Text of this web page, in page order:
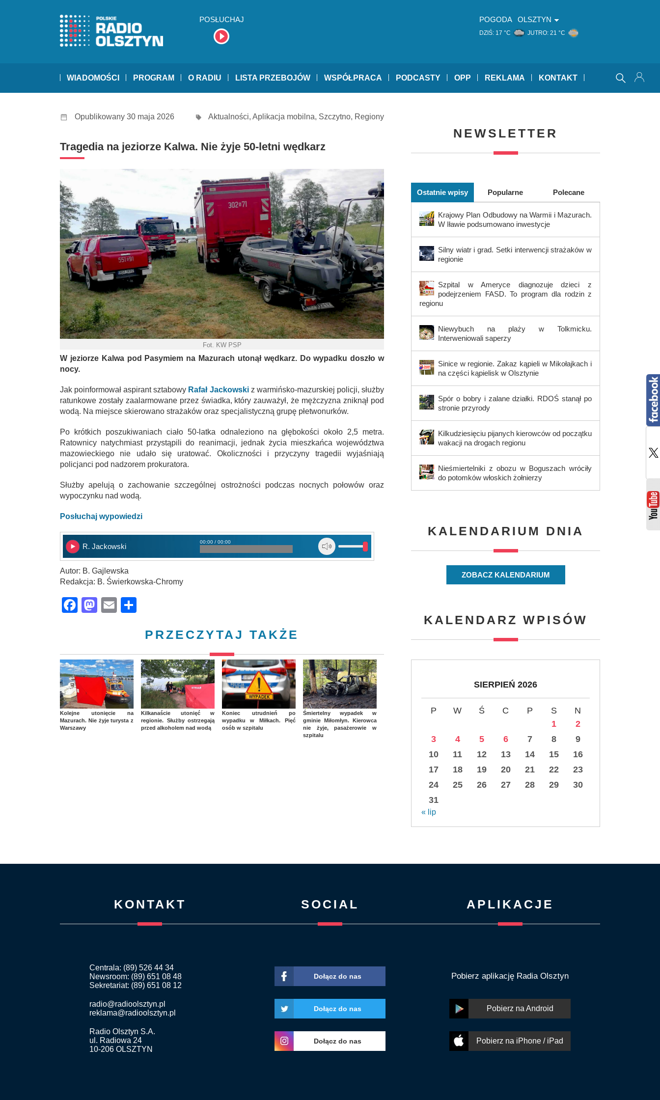
POSŁUCHAJ POGODA OLSZTYN
DZIŚ: 17 °C JUTRO: 21 °C
WIADOMOŚCI PROGRAM O RADIU LISTA PRZEBOJÓW WSPÓŁPRACA PODCASTY OPP REKLAMA KONTAKT
Opublikowany 30 maja 2026 Aktualności, Aplikacja mobilna, Szczytno, Regiony
Tragedia na jeziorze Kalwa. Nie żyje 50-letni wędkarz
Fot. KW PSP
W jeziorze Kalwa pod Pasymiem na Mazurach utonął wędkarz. Do wypadku doszło w
nocy.
Jak poinformował aspirant sztabowy Rafał Jackowskiz warmińsko-mazurskiej policji, służby
ratunkowe zostały zaalarmowane przez świadka, który zauważył, że mężczyzna zniknął pod
wodą. Na miejsce skierowano strażaków oraz specjalistyczną grupę płetwonurków.
Po krótkich poszukiwaniach ciało 50-latka odnaleziono na głębokości około 2,5 metra.
Ratownicy natychmiast przystąpili do reanimacji, jednak życia mieszkańca województwa
mazowieckiego nie udało się uratować. Okoliczności i przyczyny tragedii wyjaśniają
policjanci pod nadzorem prokuratora.
Służby apelują o zachowanie szczególnej ostrożności podczas nocnych połowów oraz
wypoczynku nad wodą.
Posłuchaj wypowiedzi
R. Jackowski
00:00 / 00:00
Autor: B. Gajlewska
Redakcja: B. Świerkowska-Chromy
Facebook
Mastodon
Email
PRZECZYTAJ TAKŻE
Kolejne utonięcie na
Mazurach. Nie żyje turysta z
Warszawy
Kilkanaście utonięć w
regionie. Służby ostrzegają
przed alkoholem nad wodą
Koniec utrudnień po
wypadku w Miłkach. Pięć
osób w szpitalu
Śmiertelny wypadek w
gminie Miłomłyn. Kierowca
nie żyje, pasażerowie w
szpitalu
NEWSLETTER
Ostatnie wpisy Popularne Polecane
Krajowy Plan Odbudowy na Warmii i Mazurach.
W Iławie podsumowano inwestycje
Silny wiatr i grad. Setki interwencji strażaków w
regionie
Szpital w Ameryce diagnozuje dzieci z
podejrzeniem FASD. To program dla rodzin z
regionu
Niewybuch na plaży w Tolkmicku.
Interweniowali saperzy
Sinice w regionie. Zakaz kąpieli w Mikołajkach i
na części kąpielisk w Olsztynie
Spór o bobry i zalane działki. RDOŚ stanął po
stronie przyrody
Kilkudziesięciu pijanych kierowców od początku
wakacji na drogach regionu
Nieśmiertelniki z obozu w Boguszach wróciły
do potomków włoskich żołnierzy
KALENDARIUM DNIA
ZOBACZ KALENDARIUM
KALENDARZ WPISÓW
SIERPIEŃ 2026
P W Ś C P S
N
1
2
3
4 5 6 7 8
9
10
11 12 13 14 15
16
17
18 19 20 21 22
23
24
25 26 27 28 29
30
31
« lip
KONTAKT
Centrala: (89) 526 44 34
Newsroom: (89) 651 08 48
Sekretariat: (89) 651 08 12
radio@radioolsztyn.pl
reklama@radioolsztyn.pl
Radio Olsztyn S.A.
ul. Radiowa 24
10-206 OLSZTYN
SOCIAL
Dołącz do nas
Dołącz do nas
Dołącz do nas
APLIKACJE
Pobierz aplikację Radia Olsztyn
Pobierz na Android
Pobierz na iPhone / iPad